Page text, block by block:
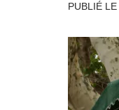
PUBLIÉ LE